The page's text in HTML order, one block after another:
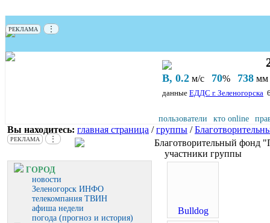
РЕКЛАМА ⋮
В, 0.2 м/с 70% 738 мм
данные ЕДДС г. Зеленогорска
пользователи кто online
Вы находитесь: главная страница /группы /
РЕКЛАМА ⋮
ГОРОД
новости
Зеленогорск ИНФО
телекомпания ТВИН
афиша недели
погода (прогноз и история)
Благотворительный фонд
участники группы
Bulldog